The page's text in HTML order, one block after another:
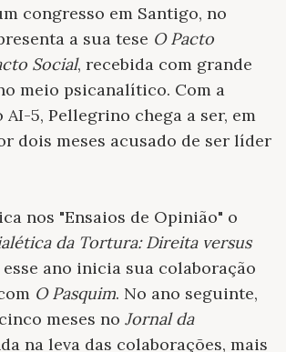
congresso em Santigo, no
a sua tese O Pacto
Social, recebida com grande
meio psicanalítico. Com a
5, Pellegrino chega a ser, em
dois meses acusado de ser líder
nos "Ensaios de Opinião" o
da Tortura: Direita versus
esse ano inicia sua colaboração
O Pasquim. No ano seguinte,
meses no Jornal da
na leva das colaborações, mais